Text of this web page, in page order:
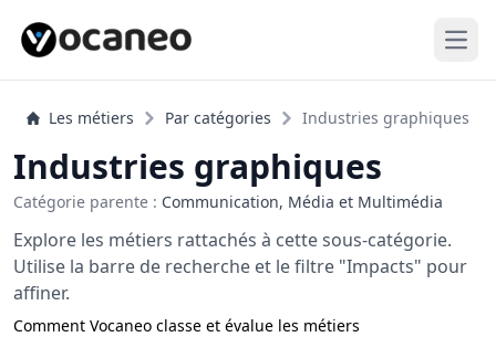
Les métiers Par catégories Industries graphiques
Industries graphiques
Catégorie parente : Communication, Média et Multimédia
Explore les métiers rattachés à cette sous-catégorie.
Utilise la barre de recherche et le filtre "Impacts" pour
affiner.
Comment Vocaneo classe et évalue les métiers